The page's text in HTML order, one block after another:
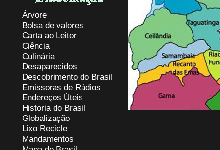
Árvore
Bolsa de valores
Carta ao Leitor
Ciência
Culinária
Desaparecidos
Descobrimento do Brasil
Emissoras de Rádios
Endereços Úteis
Historia do Brasil
Globalização
Lixo Recicle
Mandamentos